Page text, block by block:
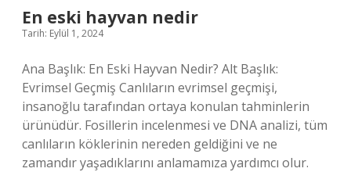
En eski hayvan nedir
Tarih: Eylül 1, 2024
Ana Başlık: En Eski Hayvan Nedir? Alt Başlık:
Evrimsel Geçmiş Canlıların evrimsel geçmişi,
insanoğlu tarafından ortaya konulan tahminlerin
ürünüdür. Fosillerin incelenmesi ve DNA analizi, tüm
canlıların köklerinin nereden geldiğini ve ne
zamandır yaşadıklarını anlamamıza yardımcı olur.